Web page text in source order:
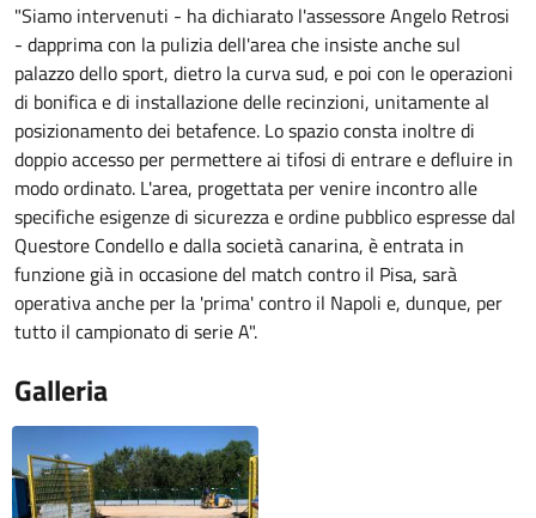
"Siamo intervenuti - ha dichiarato l'assessore Angelo Retrosi
- dapprima con la pulizia dell'area che insiste anche sul
palazzo dello sport, dietro la curva sud, e poi con le operazioni
di bonifica e di installazione delle recinzioni, unitamente al
posizionamento dei betafence. Lo spazio consta inoltre di
doppio accesso per permettere ai tifosi di entrare e defluire in
modo ordinato. L'area, progettata per venire incontro alle
specifiche esigenze di sicurezza e ordine pubblico espresse dal
Questore Condello e dalla società canarina, è entrata in
funzione già in occasione del match contro il Pisa, sarà
operativa anche per la 'prima' contro il Napoli e, dunque, per
tutto il campionato di serie A".
Galleria